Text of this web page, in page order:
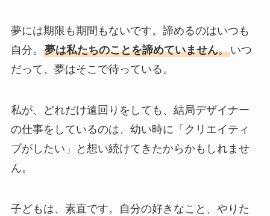
夢には期限も期間もないです。諦めるのはいつも
自分。 夢は私たちのことを諦めていません。いつ
だって、夢はそこで待っている。
私が、どれだけ遠回りをしても、結局デザイナー
の仕事をしているのは、幼い時に「クリエイティ
ブがしたい」と想い続けてきたからかもしれませ
ん。
子どもは、素直です。自分の好きなこと、やりた